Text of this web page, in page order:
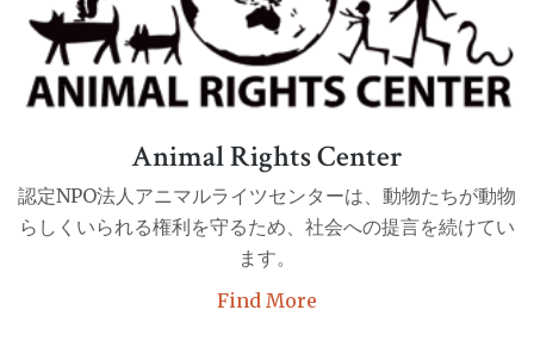
進
Animal Rights Center
認定NPO法人アニマルライツセンターは、動物たちが動物
らしくいられる権利を守るため、社会への提言を続けてい
ます。
Find More